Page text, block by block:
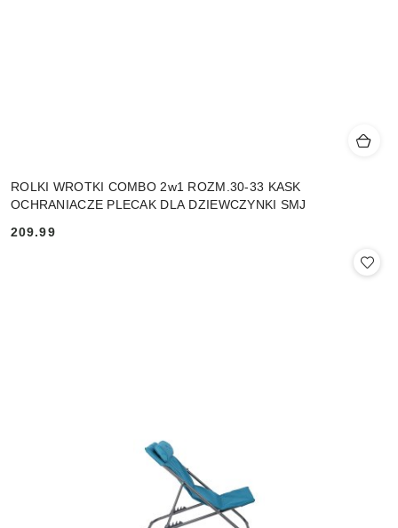
ROLKI WROTKI COMBO 2w1 ROZM.30-33 KASK
OCHRANIACZE PLECAK DLA DZIEWCZYNKI SMJ
Cena:
209.99